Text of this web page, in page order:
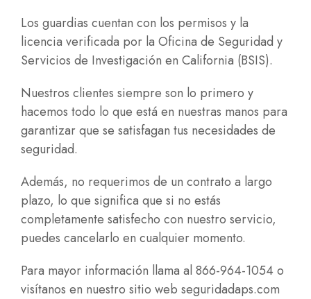
Los guardias cuentan con los permisos y la
licencia verificada por la Oficina de Seguridad y
Servicios de Investigación en California (BSIS).
Nuestros clientes siempre son lo primero y
hacemos todo lo que está en nuestras manos para
garantizar que se satisfagan tus necesidades de
seguridad.
Además, no requerimos de un contrato a largo
plazo, lo que significa que si no estás
completamente satisfecho con nuestro servicio,
puedes cancelarlo en cualquier momento.
Para mayor información llama al 866-964-1054 o
visítanos en nuestro sitio web seguridadaps.com